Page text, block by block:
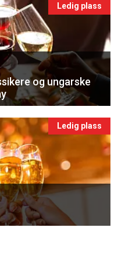
Ledig plass
og ungarske
Ledig plass